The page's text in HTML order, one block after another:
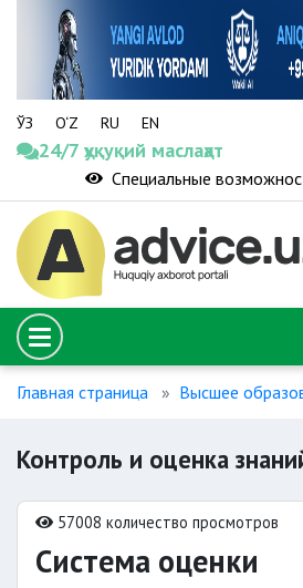
ЎЗ O‘Z RU EN
24/7 ҳуқуқий маслаҳат
Специальные
Главная страница Высшее
Контроль и оценка
57008 количество просмотров
Система оценки